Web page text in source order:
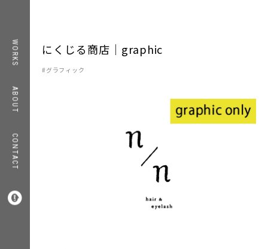
WORKS
ABOUT
CONTACT

WORKS
ABOUT
COMPANY
にくじる商店｜graphic
グラフィック